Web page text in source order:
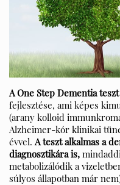
A One Step Dementia teszt
fejlesztése, ami képes
(arany kolloid
Alzheimer-kór klinikai
évvel. A teszt alkalmas a
diagnosztikára is,
metabolizálódik a
súlyos állapotban már